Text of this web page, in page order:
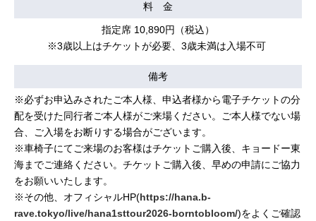
料 金
指定席 10,890円（税込）
※3歳以上はチケットが必要、3歳未満は入場不可
備考
※必ずお申込みされたご本人様、申込者様から電子チケットの分
配を受けた同行者ご本人様がご来場ください。ご本人様でない場
合、ご入場をお断りする場合がございます。
※車椅子にてご来場のお客様はチケットご購入後、キョードー東
海までご連絡ください。チケットご購入後、早めの申請にご協力
をお願いいたします。
※その他、オフィシャルHP(https://hana.b-
rave.tokyo/live/hana1sttour2026-borntobloom/)をよくご確認